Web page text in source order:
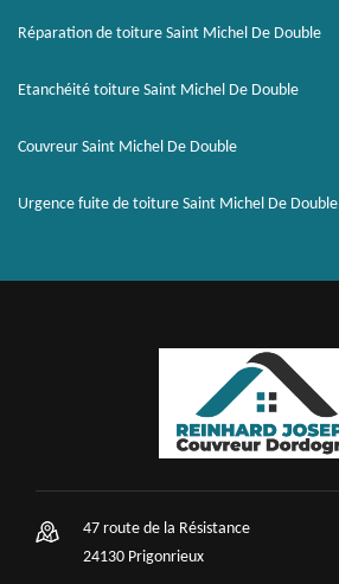
Réparation de toiture Saint Michel De Double
Etanchéité toiture Saint Michel De Double
Couvreur Saint Michel De Double
Urgence fuite de toiture Saint Michel De Double
47 route de la Résistance
24130 Prigonrieux